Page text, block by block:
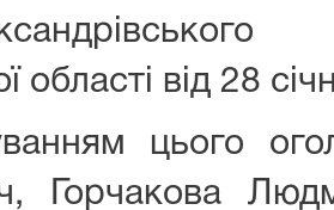
області від 28
цього
Горчакова